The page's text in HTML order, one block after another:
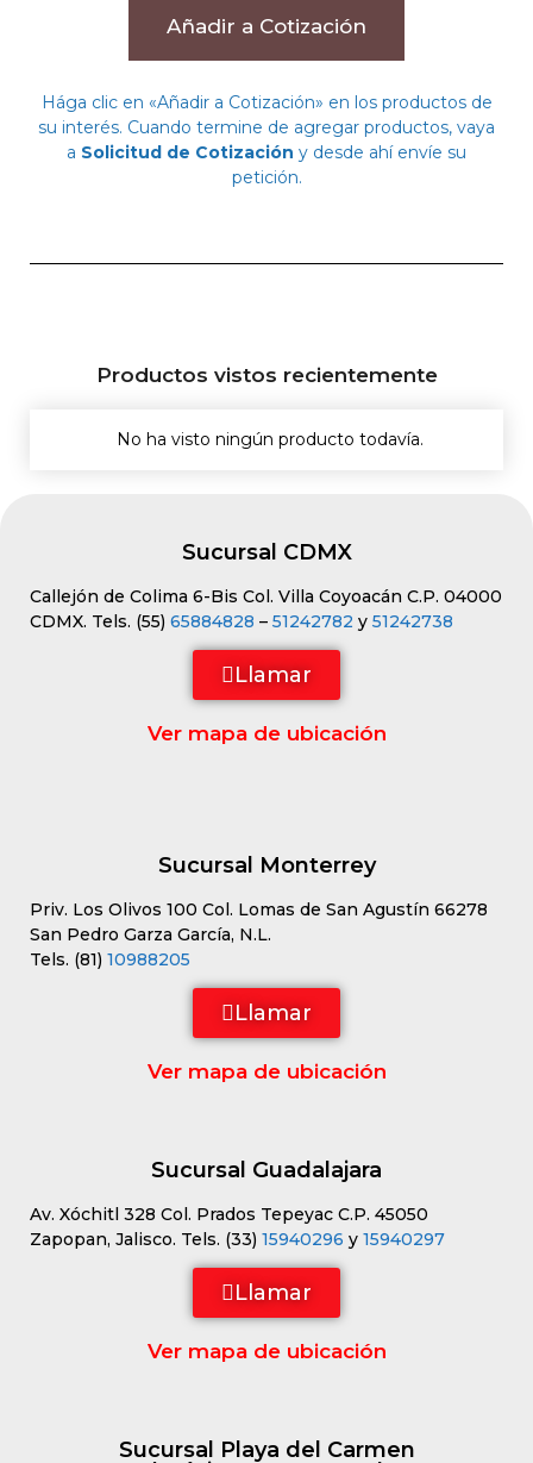
Añadir a Cotización
Hága clic en «Añadir a Cotización» en los productos de
su interés. Cuando termine de agregar productos, vaya
a Solicitud de Cotización y desde ahí envíe su
petición.
Productos vistos recientemente
No ha visto ningún producto todavía.
Sucursal CDMX
Callejón de Colima 6-Bis Col. Villa Coyoacán C.P. 04000
CDMX. Tels. (55) 65884828 – 51242782 y 51242738
Llamar
Ver mapa de ubicación
Sucursal Monterrey
Priv. Los Olivos 100 Col. Lomas de San Agustín 66278
San Pedro Garza García, N.L.
Tels. (81) 10988205
Llamar
Ver mapa de ubicación
Sucursal Guadalajara
Av. Xóchitl 328 Col. Prados Tepeyac C.P. 45050
Zapopan, Jalisco. Tels. (33) 15940296 y 15940297
Llamar
Ver mapa de ubicación
Sucursal Playa del Carmen